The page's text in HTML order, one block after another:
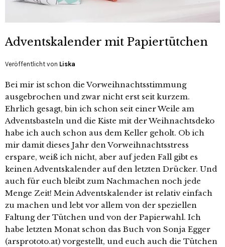
Adventskalender mit Papiertütchen
Veröffentlicht von Liska
Bei mir ist schon die Vorweihnachtsstimmung
ausgebrochen und zwar nicht erst seit kurzem.
Ehrlich gesagt, bin ich schon seit einer Weile am
Adventsbasteln und die Kiste mit der Weihnachtsdeko
habe ich auch schon aus dem Keller geholt. Ob ich
mir damit dieses Jahr den Vorweihnachtsstress
erspare, weiß ich nicht, aber auf jeden Fall gibt es
keinen Adventskalender auf den letzten Drücker. Und
auch für euch bleibt zum Nachmachen noch jede
Menge Zeit! Mein Adventskalender ist relativ einfach
zu machen und lebt vor allem von der speziellen
Faltung der Tütchen und von der Papierwahl. Ich
habe letzten Monat schon das Buch von Sonja Egger
(arsprototo.at) vorgestellt, und euch auch die Tütchen